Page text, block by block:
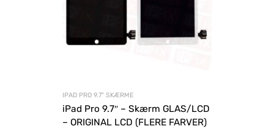
IPAD PRO 9.7" SKÆRME
iPad Pro 9.7″ – Skærm GLAS/LCD
– ORIGINAL LCD (FLERE FARVER)